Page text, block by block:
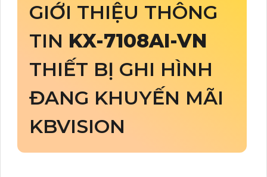
GIỚI THIỆU THÔNG
TIN KX-7108AI-VN
THIẾT BỊ GHI HÌNH
ĐANG KHUYẾN MÃI
KBVISION